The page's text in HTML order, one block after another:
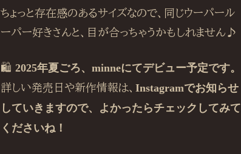
ちょっと存在感のあるサイズなので、同じウーパール
ーパー好きさんと、目が合っちゃうかもしれません♪
🛍 2025年夏ごろ、minneにてデビュー予定です。
詳しい発売日や新作情報は、 Instagramでお知らせ
していきますので、よかったらチェックしてみて
くださいね！